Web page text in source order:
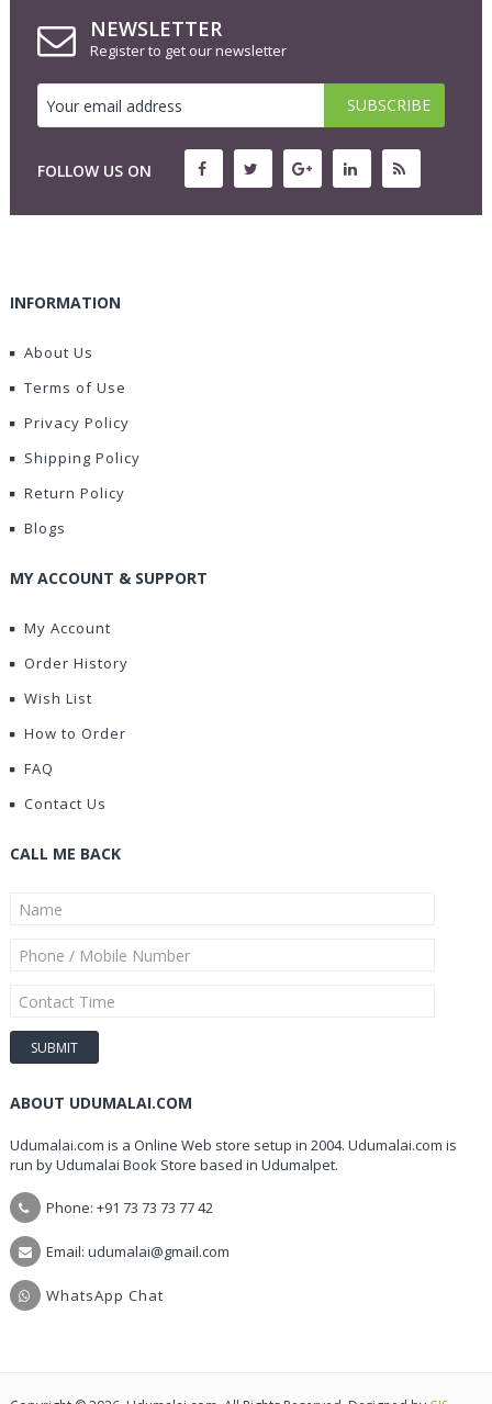
NEWSLETTER
Register to get our newsletter
FOLLOW US ON
INFORMATION
About Us
Terms of Use
Privacy Policy
Shipping Policy
Return Policy
Blogs
MY ACCOUNT & SUPPORT
My Account
Order History
Wish List
How to Order
FAQ
Contact Us
CALL ME BACK
ABOUT UDUMALAI.COM
Udumalai.com is a Online Web store setup in 2004. Udumalai.com is
run by Udumalai Book Store based in Udumalpet.
Phone: +91 73 73 73 77 42
Email: udumalai@gmail.com
WhatsApp Chat